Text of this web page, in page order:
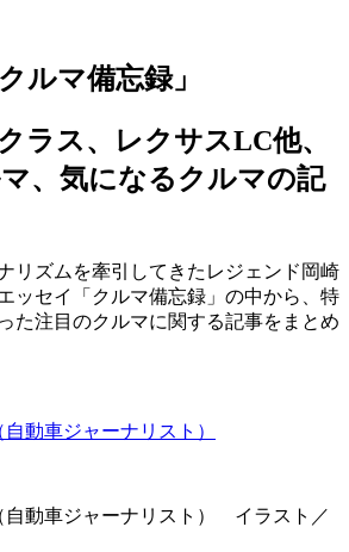
ルマ備忘録」
ラス、レクサスLC他、
、気になるクルマの記
リズムを牽引してきたレジェンド岡崎
ッセイ「クルマ備忘録」の中から、特
た注目のクルマに関する記事をまとめ
動車ジャーナリスト）
自動車ジャーナリスト） イラスト／